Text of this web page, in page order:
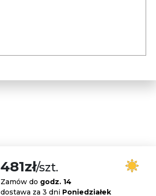
481zł/szt.
Zamów do godz. 14
dostawa za 3 dni Poniedziałek